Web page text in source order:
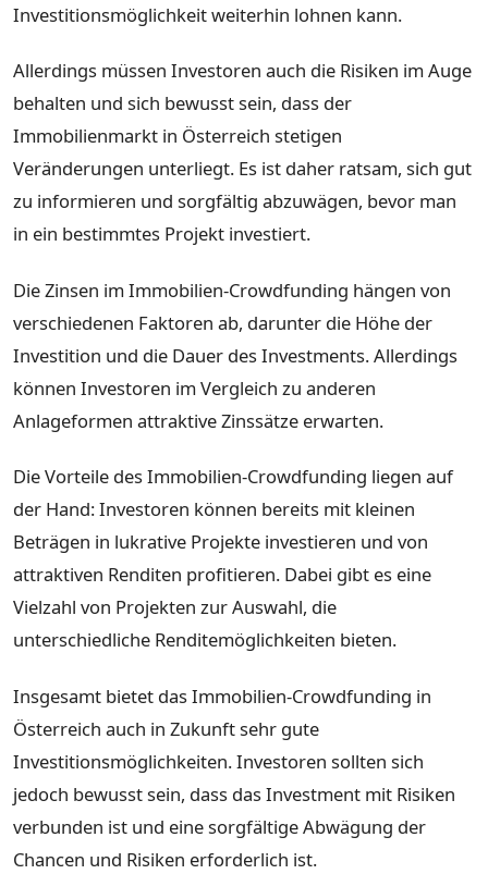
Investitionsmöglichkeit weiterhin lohnen kann.
Allerdings müssen Investoren auch die Risiken im Auge
behalten und sich bewusst sein, dass der
Immobilienmarkt in Österreich stetigen
Veränderungen unterliegt. Es ist daher ratsam, sich gut
zu informieren und sorgfältig abzuwägen, bevor man
in ein bestimmtes Projekt investiert.
Die Zinsen im Immobilien-Crowdfunding hängen von
verschiedenen Faktoren ab, darunter die Höhe der
Investition und die Dauer des Investments. Allerdings
können Investoren im Vergleich zu anderen
Anlageformen attraktive Zinssätze erwarten.
Die Vorteile des Immobilien-Crowdfunding liegen auf
der Hand: Investoren können bereits mit kleinen
Beträgen in lukrative Projekte investieren und von
attraktiven Renditen profitieren. Dabei gibt es eine
Vielzahl von Projekten zur Auswahl, die
unterschiedliche Renditemöglichkeiten bieten.
Insgesamt bietet das Immobilien-Crowdfunding in
Österreich auch in Zukunft sehr gute
Investitionsmöglichkeiten. Investoren sollten sich
jedoch bewusst sein, dass das Investment mit Risiken
verbunden ist und eine sorgfältige Abwägung der
Chancen und Risiken erforderlich ist.